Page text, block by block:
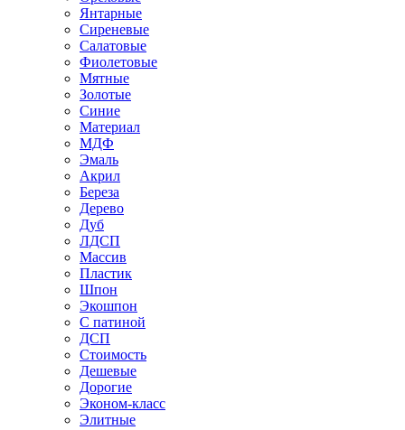
Янтарные
Сиреневые
Салатовые
Фиолетовые
Мятные
Золотые
Синие
Материал
МДФ
Эмаль
Акрил
Береза
Дерево
Дуб
ЛДСП
Массив
Пластик
Шпон
Экошпон
С патиной
ДСП
Стоимость
Дешевые
Дорогие
Эконом-класс
Элитные